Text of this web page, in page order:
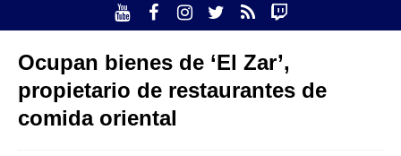
Ocupan bienes de ‘El Zar’,
propietario de restaurantes de
comida oriental